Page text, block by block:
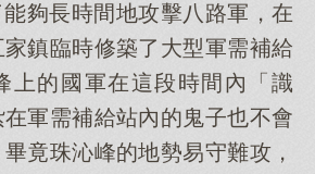
能夠長時間地攻擊八路軍，在
鎮臨時修築了大型軍需補給
上的國軍在這段時間內「識
軍需補給站內的鬼子也不會
竟珠沁峰的地勢易守難攻，